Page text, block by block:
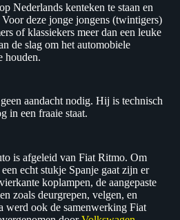
Nederlands kenteken te staan en
deze jonge jongens (twintigers)
of klassiekers meer dan een leuke
de slag om het automobiele
houden.
aandacht nodig. Hij is technisch
in een fraaie staat.
is afgeleid van Fiat Ritmo. Om
echt stukje Spanje gaat zijn er
koplampen, de aangepaste
zoals deurgrepen, velgen, en
werd ook de samenwerking Fiat